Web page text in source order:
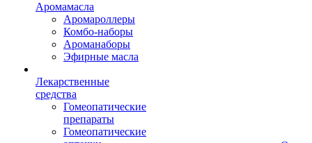
Аромамасла
Аромароллеры
Комбо-наборы
Ароманаборы
Эфирные масла
Лекарственные
средства
Гомеопатические
препараты
Гомеопатические